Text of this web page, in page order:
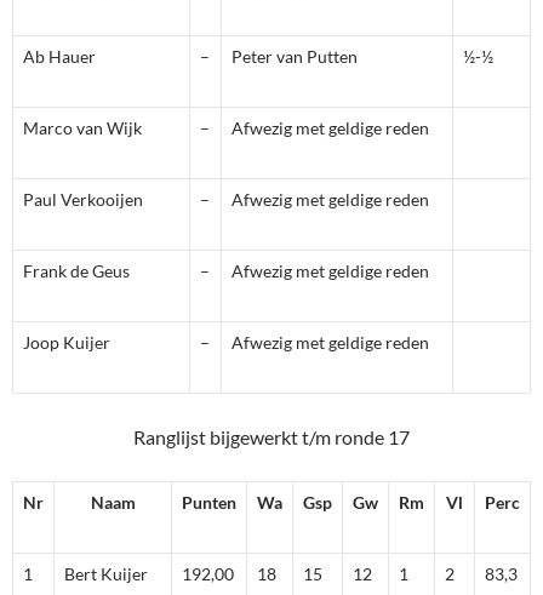
Ab Hauer – Peter van Putten ½-½
Marco van Wijk – Afwezig met geldige reden
Paul Verkooijen – Afwezig met geldige reden
Frank de Geus – Afwezig met geldige reden
Joop Kuijer – Afwezig met geldige reden
Ranglijst bijgewerkt t/m ronde 17
Nr Naam Punten Wa Gsp Gw Rm Vl Perc
1 Bert Kuijer 192,00 18 15 12 1 2 83,3